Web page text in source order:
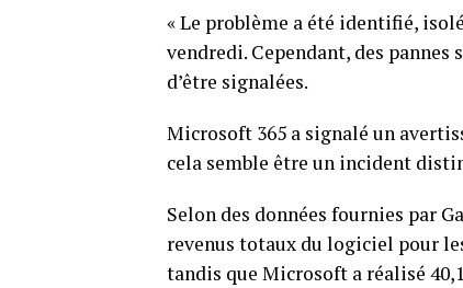
« Le problème a été identifié,
vendredi. Cependant, des
d’être signalées.
Microsoft 365 a signalé‌ un
cela ⁤semble être un incident
Selon⁢ des données fournies par
revenus totaux du logiciel pour
tandis que Microsoft a⁤ réalisé